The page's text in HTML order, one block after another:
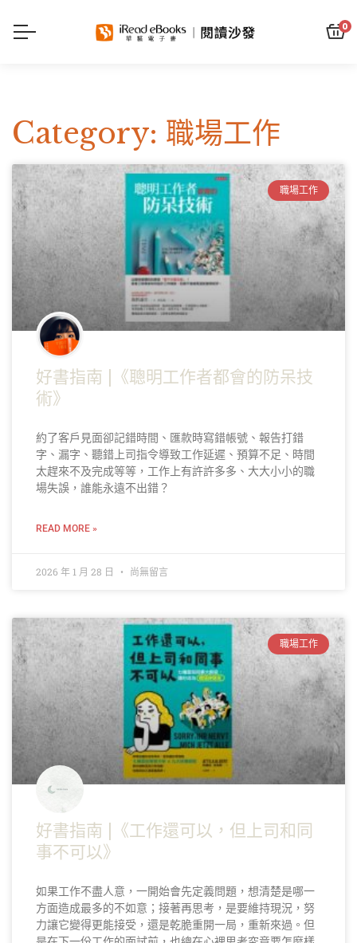
0
Category: 職場工作
職場工作
好書指南 |《聰明工作者都會的防呆技
術》
約了客戶見面卻記錯時間、匯款時寫錯帳號、報告打錯
字、漏字、聽錯上司指令導致工作延遲、預算不足、時間
太趕來不及完成等等，工作上有許許多多、大大小小的職
場失誤，誰能永遠不出錯？
READ MORE »
2026 年 1 月 28 日 尚無留言
職場工作
好書指南 |《工作還可以，但上司和同
事不可以》
如果工作不盡人意，一開始會先定義問題，想清楚是哪一
方面造成最多的不如意；接著再思考，是要維持現況，努
力讓它變得更能接受，還是乾脆重開一局，重新來過。但